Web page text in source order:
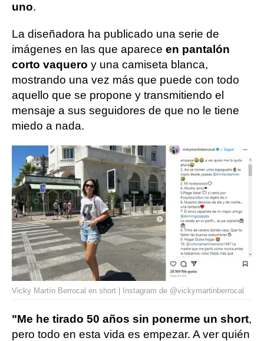
uno.
La diseñadora ha publicado una serie de
imágenes en las que aparece en pantalón
corto vaquero y una camiseta blanca,
mostrando una vez más que puede con todo
aquello que se propone y transmitiendo el
mensaje a sus seguidores de que no le tiene
miedo a nada.
Vicky Martín Berrocal en short | Instagram de @vickymartinberrocal
"Me he tirado 50 años sin ponerme un short,
pero todo en esta vida es empezar. A ver quién